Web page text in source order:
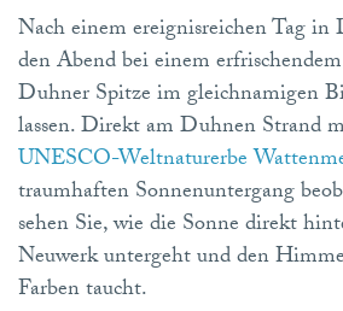
Nach einem ereignisreichen Tag
den Abend bei einem
Duhner Spitze im gleichnamigen
lassen. Direkt am Duhnen Strand
UNESCO-Weltnaturerbe
traumhaften Sonnenuntergang
sehen Sie, wie die Sonne direkt
Neuwerk untergeht und den
Farben taucht.